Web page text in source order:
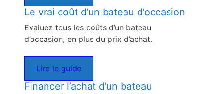
Le vrai coût d’un bateau d’occasion
Evaluez tous les coûts d’un bateau
d’occasion, en plus du prix d’achat.
Lire le guide
Financer l’achat d’un bateau